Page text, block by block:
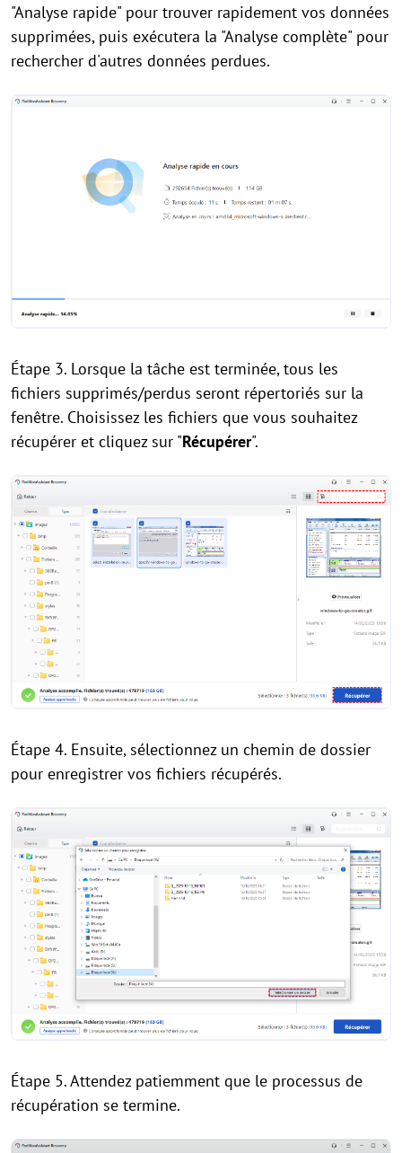
"Analyse rapide" pour trouver rapidement vos données
supprimées, puis exécutera la "Analyse complète" pour
rechercher d'autres données perdues.
Étape 3. Lorsque la tâche est terminée, tous les
fichiers supprimés/perdus seront répertoriés sur la
fenêtre. Choisissez les fichiers que vous souhaitez
récupérer et cliquez sur "Récupérer".
Étape 4. Ensuite, sélectionnez un chemin de dossier
pour enregistrer vos fichiers récupérés.
Étape 5. Attendez patiemment que le processus de
récupération se termine.